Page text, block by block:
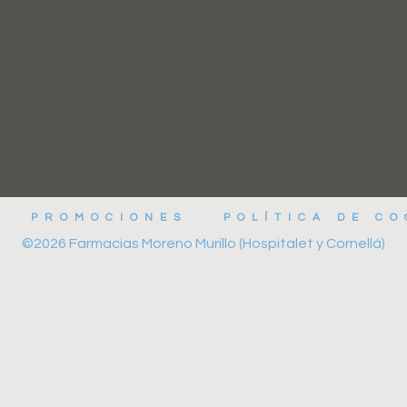
PROMOCIONES POLÍTICA DE
©2026 Farmacias Moreno Murillo (Hospitalet y Cornellá)